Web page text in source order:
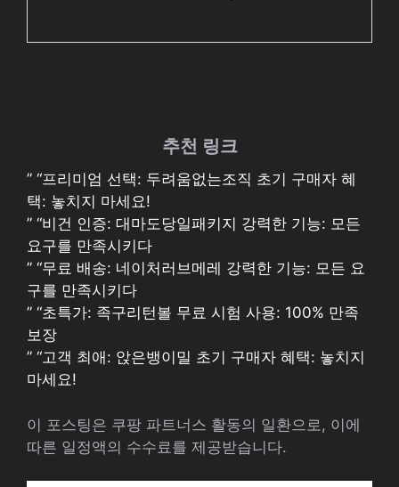
추천 링크
” “프리미엄 선택: 두려움없는조직 초기 구매자 혜
택: 놓치지 마세요!
” “비건 인증: 대마도당일패키지 강력한 기능: 모든
요구를 만족시키다
” “무료 배송: 네이처러브메레 강력한 기능: 모든 요
구를 만족시키다
” “초특가: 족구리턴볼 무료 시험 사용: 100% 만족
보장
” “고객 최애: 앉은뱅이밀 초기 구매자 혜택: 놓치지
마세요!
이 포스팅은 쿠팡 파트너스 활동의 일환으로, 이에
따른 일정액의 수수료를 제공받습니다.